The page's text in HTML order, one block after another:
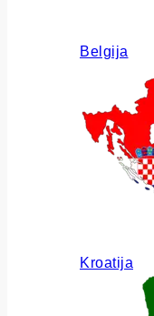
Belgija
Kroatija